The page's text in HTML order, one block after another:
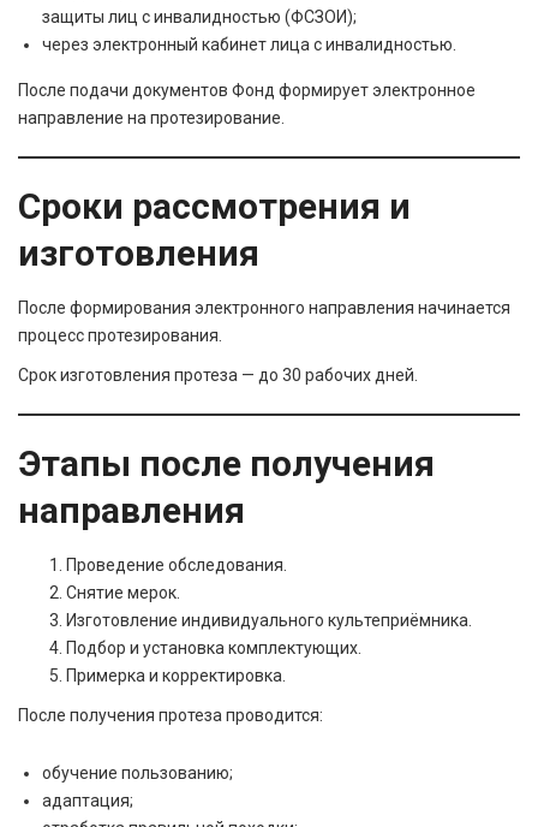
защиты лиц с инвалидностью (ФСЗОИ);
через электронный кабинет лица с инвалидностью.
После подачи документов Фонд формирует электронное
направление на протезирование.
Сроки рассмотрения и
изготовления
После формирования электронного направления начинается
процесс протезирования.
Срок изготовления протеза — до 30 рабочих дней.
Этапы после получения
направления
Проведение обследования.
Снятие мерок.
Изготовление индивидуального культеприёмника.
Подбор и установка комплектующих.
Примерка и корректировка.
После получения протеза проводится:
обучение пользованию;
адаптация;